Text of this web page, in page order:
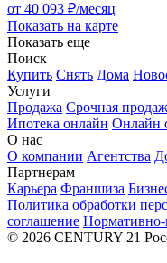
от 40 093 ₽/месяц
Показать на карте
Показать еще
Поиск
Купить Снять Дома
Услуги
Продажа Срочная
Ипотека онлайн Онлайн
О нас
О компании Агентства
Партнерам
Карьера Франшиза
Политика обработки
соглашение
© 2026 CENTURY 21